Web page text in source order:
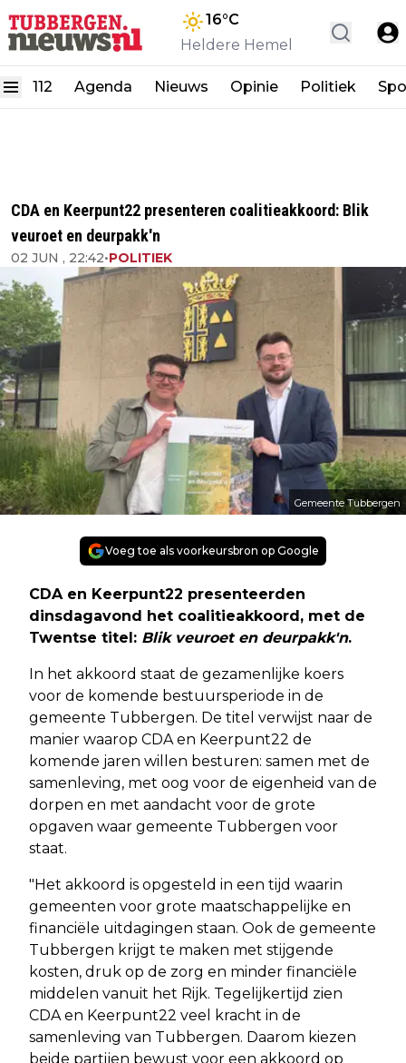
16°C
Heldere Hemel
112 Agenda Nieuws Opinie Politiek
CDA en Keerpunt22 presenteren coalitieakkoord: Blik
veuroet en deurpakk'n
02 JUN , 22:42•POLITIEK
Gemeente Tubbergen
Voeg toe als voorkeursbron op Google
CDA en Keerpunt22 presenteerden
dinsdagavond het coalitieakkoord, met de
Twentse titel: Blik veuroet en deurpakk'n.
In het akkoord staat de gezamenlijke koers
voor de komende bestuursperiode in de
gemeente Tubbergen. De titel verwijst naar de
manier waarop CDA en Keerpunt22 de
komende jaren willen besturen: samen met de
samenleving, met oog voor de eigenheid van de
dorpen en met aandacht voor de grote
opgaven waar gemeente Tubbergen voor
staat.
"Het akkoord is opgesteld in een tijd waarin
gemeenten voor grote maatschappelijke en
financiële uitdagingen staan. Ook de gemeente
Tubbergen krijgt te maken met stijgende
kosten, druk op de zorg en minder financiële
middelen vanuit het Rijk. Tegelijkertijd zien
CDA en Keerpunt22 veel kracht in de
samenleving van Tubbergen. Daarom kiezen
beide partijen bewust voor een akkoord op